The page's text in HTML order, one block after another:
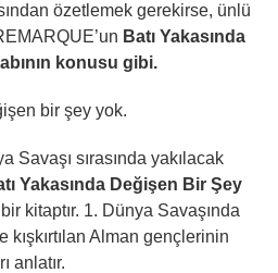
özetlemek gerekirse, ünlü
Batı Yakasında
konusu gibi.
bir şey yok.
Savaşı sırasında yakılacak
Yakasında Değişen Bir Şey
kitaptır. 1. Dünya Savaşında
Alman gençlerinin
anlatır.